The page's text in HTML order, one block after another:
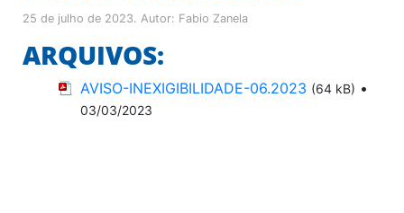
25 de julho de 2023. Autor: Fabio Zanela
ARQUIVOS:
AVISO-INEXIGIBILIDADE-06.2023 (64 kB) •
03/03/2023